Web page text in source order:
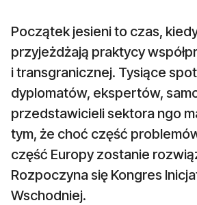
Początek jesieni to czas,
przyjeżdżają praktycy
i transgranicznej. Tysiące
dyplomatów, ekspertów,
przedstawicieli sektora ngo
tym, że choć część
część Europy zostanie
Rozpoczyna się Kongres
Wschodniej.